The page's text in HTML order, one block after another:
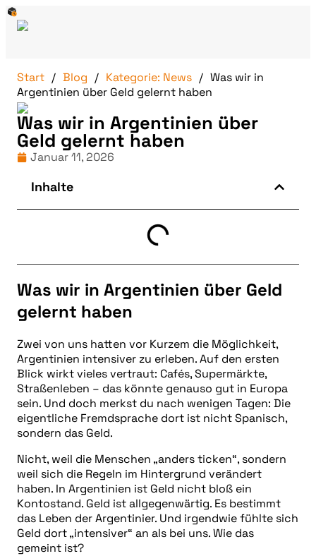
Start Blog Kategorie: News
Was wir in
Argentinien über Geld gelernt haben
Was wir in Argentinien über
Geld gelernt haben
Januar 11, 2026
Inhalte
Was wir in Argentinien über Geld
gelernt haben
Zwei von uns hatten vor Kurzem die Möglichkeit,
Argentinien intensiver zu erleben. Auf den ersten
Blick wirkt vieles vertraut: Cafés, Supermärkte,
Straßenleben – das könnte genauso gut in Europa
sein. Und doch merkst du nach wenigen Tagen: Die
eigentliche Fremdsprache dort ist nicht Spanisch,
sondern das Geld.
Nicht, weil die Menschen „anders ticken“, sondern
weil sich die Regeln im Hintergrund verändert
haben. In Argentinien ist Geld nicht bloß ein
Kontostand. Geld ist allgegenwärtig. Es bestimmt
das Leben der Argentinier. Und irgendwie fühlte sich
Geld dort „intensiver“ an als bei uns. Wie das
gemeint ist?